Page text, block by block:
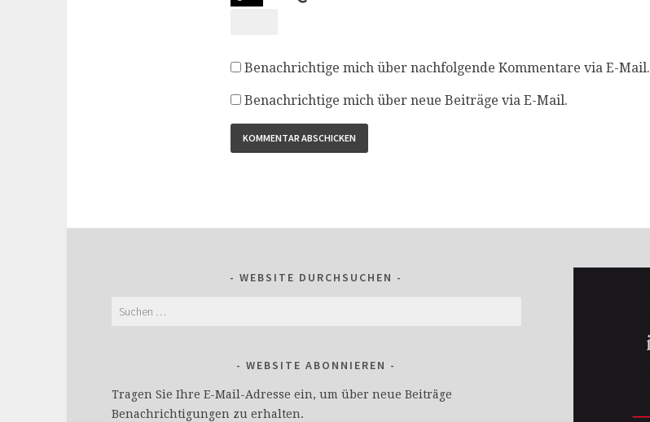
Benachrichtige mich über nachfolgende Kommentare via E-Mail.
Benachrichtige mich über neue Beiträge via E-Mail.
WEBSITE DURCHSUCHEN
Suchen
WEBSITE ABONNIEREN
Tragen Sie Ihre E-Mail-Adresse ein, um über neue Beiträge
Benachrichtigungen zu erhalten.